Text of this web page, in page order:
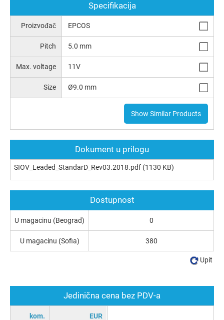
Specifikacija
Proizvođač EPCOS
Pitch 5.0 mm
Max. voltage 11V
Size Ø9.0 mm
Show Similar Products
Dokument u prilogu
SIOV_Leaded_StandarD_Rev03.2018.pdf (1130 KB)
Jedinična cena bez PDV-a
kom. EUR
Dostupnost
U magacinu (Beograd) 0
U magacinu (Sofia) 380
Upit